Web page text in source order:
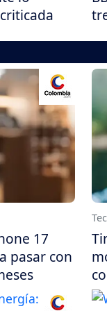
17
pasar con